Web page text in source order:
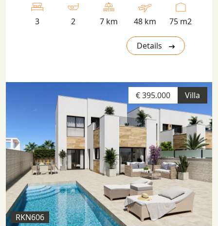
3 2 7 km 48 km 75 m2
Details
Villa
€ 395.000
RKN606